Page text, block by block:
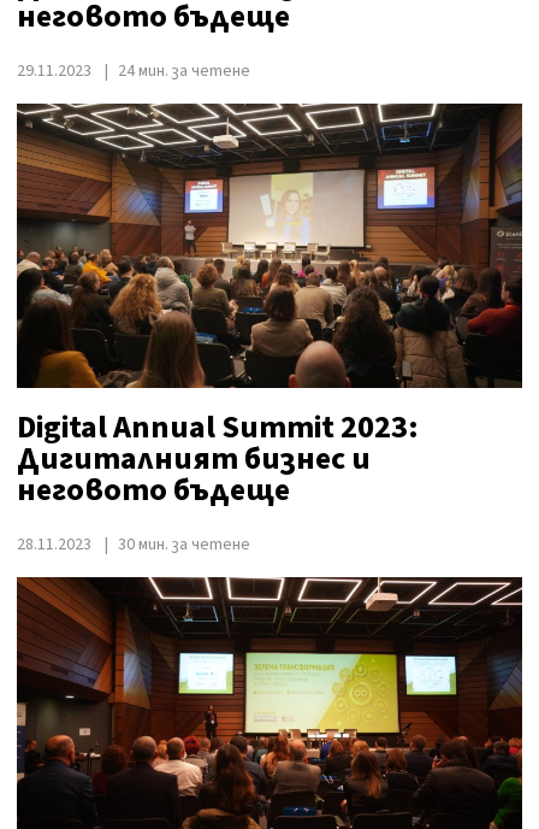
неговото бъдеще
29.11.2023 24 мин. за четене
Digital Annual Summit 2023:
Дигиталният бизнес и
неговото бъдеще
28.11.2023 30 мин. за четене